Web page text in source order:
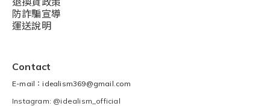
防詐騙宣導
運送說明
Contact
E-mail：idealism369@gmail.com
Instagram: @idealism_official